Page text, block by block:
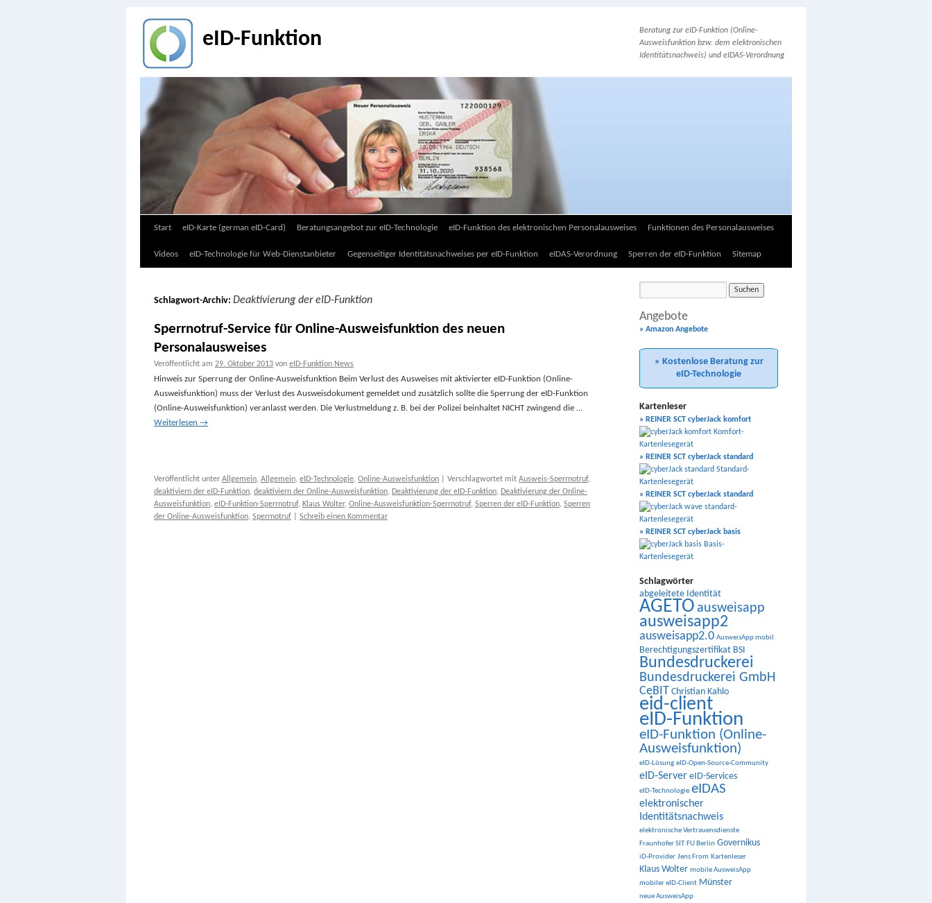
eID-Funktion
Beratung zur eID-Funktion (Online-
Ausweisfunktion bzw. dem elektronischen
Identitätsnachweis) und eIDAS-Verordnung
Zum
Inhalt
Start eID-Karte (german eID-Card) Beratungsangebot zur eID-Technologie eID-Funktion des elektronischen Personalausweises Funktionen des Personalausweises
Videos eID-Technologie für Web-Dienstanbieter Gegenseitiger Identitätsnachweises per eID-Funktion eIDAS-Verordnung Sperren der eID-Funktion Sitemap
Schlagwort-Archiv: Deaktivierung der eID-Funktion
Sperrnotruf-Service für Online-Ausweisfunktion des neuen
Personalausweises
Veröffentlicht am 29. Oktober 2013 von eID-Funktion News
Hinweis zur Sperrung der Online-Ausweisfunktion Beim Verlust des Ausweises mit aktivierter eID-Funktion (Online-
Ausweisfunktion) muss der Verlust des Ausweisdokument gemeldet und zusätzlich sollte die Sperrung der eID-Funktion
(Online-Ausweisfunktion) veranlasst werden. Die Verlustmeldung z. B. bei der Polizei beinhaltet NICHT zwingend die …
Weiterlesen →
Veröffentlicht unter Allgemein, Allgemein, eID-Technologie, Online-Ausweisfunktion Verschlagwortet mit Ausweis-Sperrnotruf,
deaktiviern der eID-Funktion, deaktiviern der Online-Ausweisfunktion, Deaktivierung der eID-Funktion, Deaktivierung der Online-
Ausweisfunktion, eID-Funktion-Sperrnotruf, Klaus Wolter, Online-Ausweisfunktion-Sperrnotruf, Sperren der eID-Funktion, Sperren
der Online-Ausweisfunktion, Sperrnotruf Schreib einen Kommentar
Angebote
» Amazon Angebote
» Kostenlose Beratung zur
eID-Technologie
Kartenleser
» REINER SCT cyberJack komfort
» REINER SCT cyberJack standard
» REINER SCT cyberJack standard
» REINER SCT cyberJack basis
Schlagwörter
abgeleitete Identität
AGETO ausweisapp
ausweisapp2
ausweisapp2.0 AusweisApp mobil
Berechtigungszertifikat BSI
Bundesdruckerei
Bundesdruckerei GmbH
CeBIT Christian Kahlo
eid-client
eID-Funktion
eID-Funktion (Online-
Ausweisfunktion)
eID-Lösung eID-Open-Source-Community
eID-Server eID-Services
eID-Technologie eIDAS
elektronischer
Identitätsnachweis
elektronische Vertrauensdienste
Fraunhofer SIT FU Berlin Governikus
iD-Provider Jens From Kartenleser
Klaus Wolter mobile AusweisApp
mobiler eID-Client Münster
neue AusweisApp